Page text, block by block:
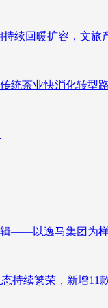
续回暖扩容，文旅
统茶业快消化转型
——以逸马集团为
续繁荣，新增11